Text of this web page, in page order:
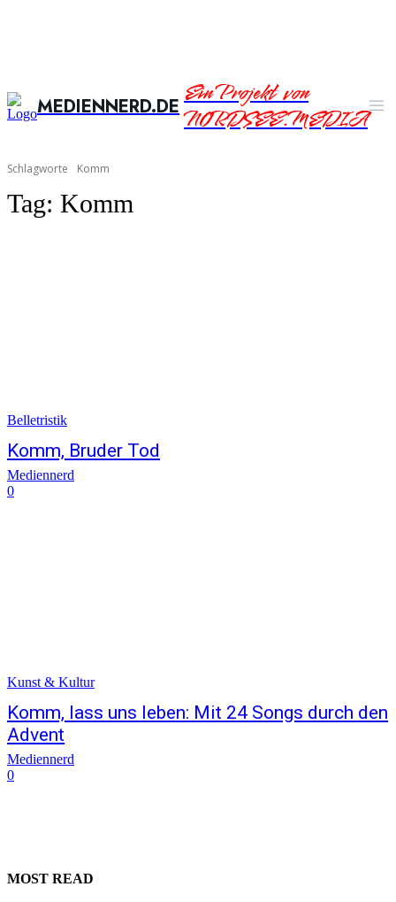
MEDIENNERD.DEEin Projekt von
NORDSEE.MEDIA
Schlagworte Komm
Tag: Komm
Belletristik
Komm, Bruder Tod
Mediennerd
0
Kunst & Kultur
Komm, lass uns leben: Mit 24 Songs durch den
Advent
Mediennerd
0
MOST READ